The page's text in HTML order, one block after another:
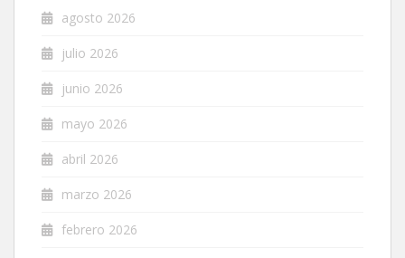
agosto 2026
julio 2026
junio 2026
mayo 2026
abril 2026
marzo 2026
febrero 2026